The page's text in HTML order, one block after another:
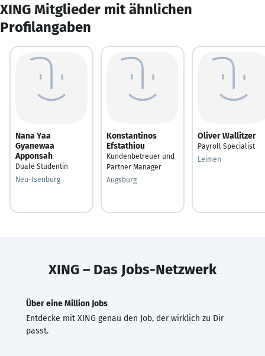
XING Mitglieder mit ähnlichen
Profilangaben
Nana Yaa
Gyanewaa
Apponsah
Duale Studentin
Neu-Isenburg
Konstantinos
Efstathiou
Kundenbetreuer und
Partner Manager
Augsburg
Oliver Wallitzer
Payroll Specialist
Leimen
XING – Das Jobs-Netzwerk
Über eine Million Jobs
Entdecke mit XING genau den Job, der wirklich zu Dir
passt.